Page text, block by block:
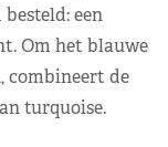
een
Om het blauwe
combineert de
turquoise.